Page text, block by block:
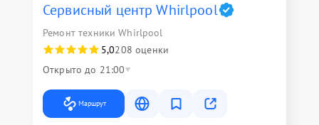
Сервисный центр Whirlpool
Ремонт техники Whirlpool
5,0208 оценки
Открыто до 21:00
Маршрут